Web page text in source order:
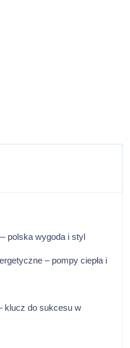
polska wygoda i styl
– pompy ciepła i
klucz do sukcesu w